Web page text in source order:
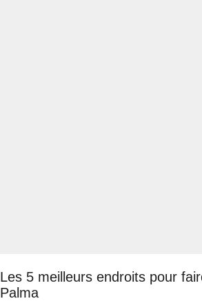
Les 5 meilleurs endroits pour
Palma